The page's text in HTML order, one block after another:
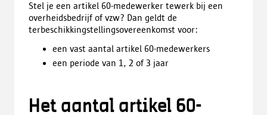
Stel je een artikel 60-medewerker tewerk bij een
overheidsbedrijf of vzw? Dan geldt de
terbeschikkingstellingsovereenkomst voor:
een vast aantal artikel 60-medewerkers
een periode van 1, 2 of 3 jaar
Het aantal artikel 60-